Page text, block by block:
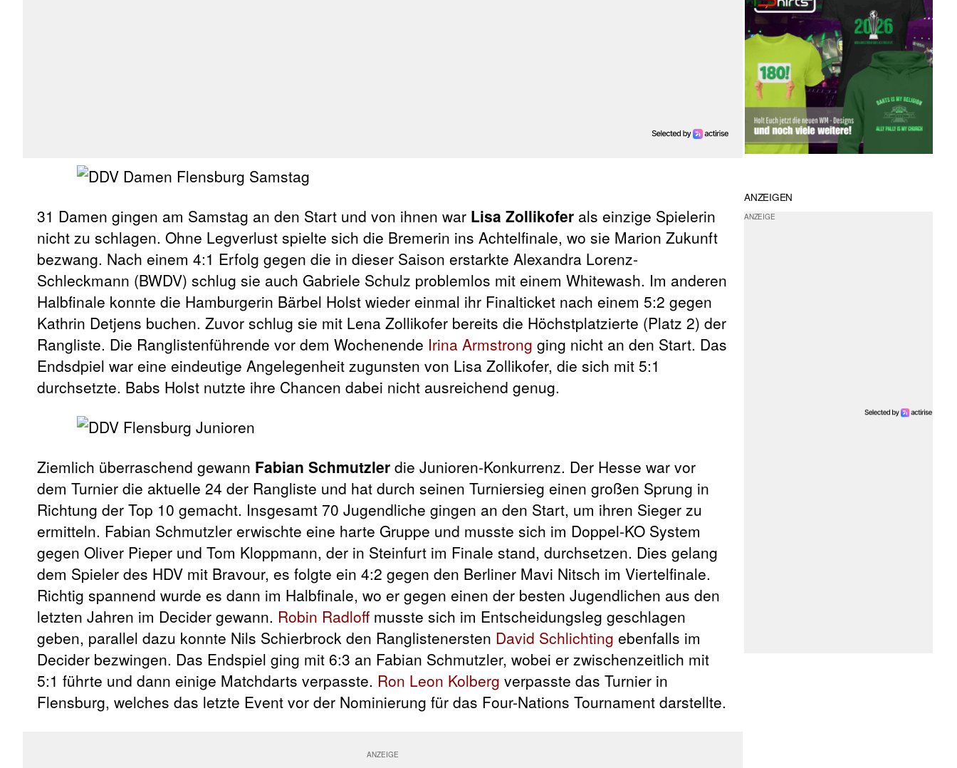
31 Damen gingen am Samstag an den Start und von ihnen war Lisa Zollikofer als einzige Spielerin
nicht zu schlagen. Ohne Legverlust spielte sich die Bremerin ins Achtelfinale, wo sie Marion Zukunft
bezwang. Nach einem 4:1 Erfolg gegen die in dieser Saison erstarkte Alexandra Lorenz-
Schleckmann (BWDV) schlug sie auch Gabriele Schulz problemlos mit einem Whitewash. Im anderen
Halbfinale konnte die Hamburgerin Bärbel Holst wieder einmal ihr Finalticket nach einem 5:2 gegen
Kathrin Detjens buchen. Zuvor schlug sie mit Lena Zollikofer bereits die Höchstplatzierte (Platz 2) der
Rangliste. Die Ranglistenführende vor dem Wochenende Irina Armstrong ging nicht an den Start. Das
Endsdpiel war eine eindeutige Angelegenheit zugunsten von Lisa Zollikofer, die sich mit 5:1
durchsetzte. Babs Holst nutzte ihre Chancen dabei nicht ausreichend genug.
Ziemlich überraschend gewann Fabian Schmutzler die Junioren-Konkurrenz. Der Hesse war vor
dem Turnier die aktuelle 24 der Rangliste und hat durch seinen Turniersieg einen großen Sprung in
Richtung der Top 10 gemacht. Insgesamt 70 Jugendliche gingen an den Start, um ihren Sieger zu
ermitteln. Fabian Schmutzler erwischte eine harte Gruppe und musste sich im Doppel-KO System
gegen Oliver Pieper und Tom Kloppmann, der in Steinfurt im Finale stand, durchsetzen. Dies gelang
dem Spieler des HDV mit Bravour, es folgte ein 4:2 gegen den Berliner Mavi Nitsch im Viertelfinale.
Richtig spannend wurde es dann im Halbfinale, wo er gegen einen der besten Jugendlichen aus den
letzten Jahren im Decider gewann. Robin Radloff musste sich im Entscheidungsleg geschlagen
geben, parallel dazu konnte Nils Schierbrock den Ranglistenersten David Schlichting ebenfalls im
Decider bezwingen. Das Endspiel ging mit 6:3 an Fabian Schmutzler, wobei er zwischenzeitlich mit
5:1 führte und dann einige Matchdarts verpasste. Ron Leon Kolberg verpasste das Turnier in
Flensburg, welches das letzte Event vor der Nominierung für das Four-Nations Tournament darstellte.
ANZEIGEN